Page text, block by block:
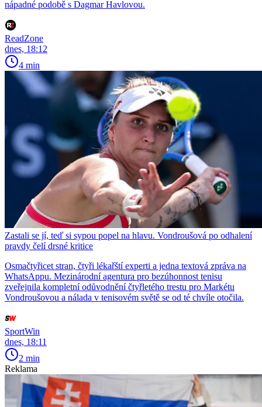
nápadné podobě s Dagmar Havlovou.
ReadZone
dnes, 18:12
4 min
Zastali se jí, teď si sypou popel na hlavu. Vondroušová po odhalení
pravdy čelí drsné kritice
Osmačtyřicet stran, čtyři lékařští experti a jedna textová zpráva na
WhatsAppu. Mezinárodní agentura pro bezúhonnost tenisu
zveřejnila kompletní odůvodnění čtyřletého trestu pro Markétu
Vondroušovou a nálada v tenisovém světě se od té chvíle otočila.
SportWin
dnes, 18:11
2 min
Reklama